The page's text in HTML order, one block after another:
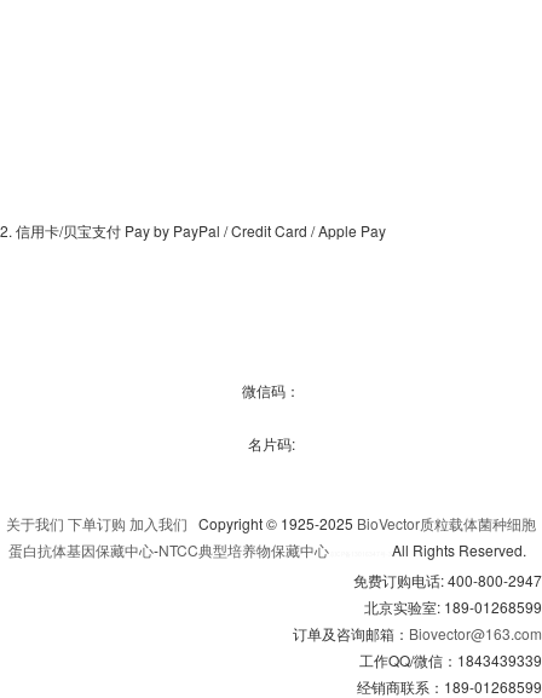
2. 信用卡/贝宝支付 Pay by PayPal / Credit Card / Apple Pay
微信码：
名片码:
关于我们 下单订购 加入我们 Copyright © 1925-2025 BioVector质粒载体菌种细胞
蛋白抗体基因保藏中心-NTCC典型培养物保藏中心
All Rights Reserved.
免费订购电话: 400-800-2947
北京实验室: 189-01268599
订单及咨询邮箱： Biovector@163.com
工作QQ/微信：1843439339
经销商联系：189-01268599